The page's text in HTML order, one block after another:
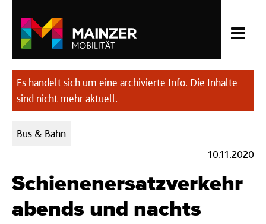
Es handelt sich um eine archivierte Info. Die Inhalte
sind nicht mehr aktuell.
Kategorien:
Bus & Bahn
10.11.2020
Schienenersatzverkehr
abends und nachts